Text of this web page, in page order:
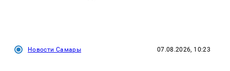
Новости Самары 07.08.2026, 10:23